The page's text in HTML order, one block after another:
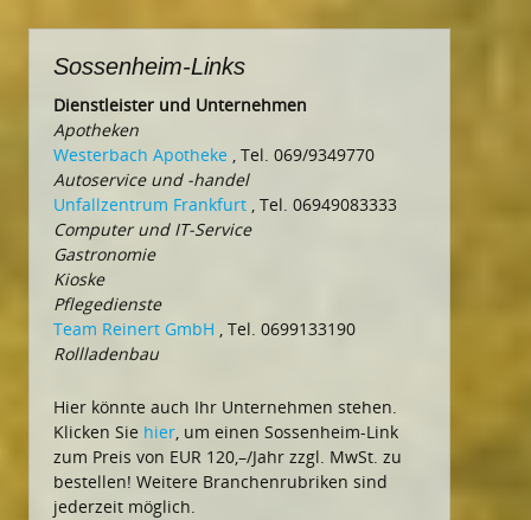
Sossenheim-Links
Dienstleister und Unternehmen
Apotheken
Westerbach Apotheke , Tel. 069/9349770
Autoservice und -handel
Unfallzentrum Frankfurt , Tel. 06949083333
Computer und IT-Service
Gastronomie
Kioske
Pflegedienste
Team Reinert GmbH , Tel. 0699133190
Rollladenbau
Hier könnte auch Ihr Unternehmen stehen.
Klicken Sie hier, um einen Sossenheim-Link
zum Preis von EUR 120,–/Jahr zzgl. MwSt. zu
bestellen! Weitere Branchenrubriken sind
jederzeit möglich.